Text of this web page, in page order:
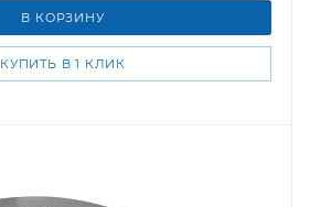
В КОРЗИНУ
КУПИТЬ В 1 КЛИК